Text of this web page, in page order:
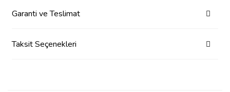
Garanti ve Teslimat
Taksit Seçenekleri